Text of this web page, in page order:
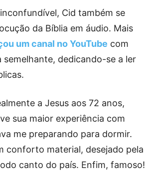
Cid também se
da Bíblia em áudio. Mais
um canal no YouTube com
semelhante, dedicando-se a ler
a Jesus aos 72 anos,
sua maior experiência com
me preparando para dormir.
conforto material, desejado pela
canto do país. Enfim, famoso!